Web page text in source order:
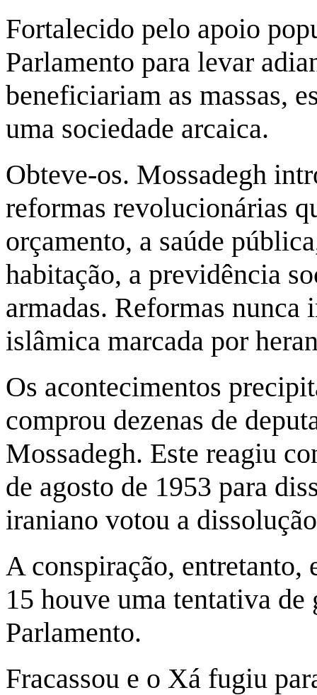
Fortalecido pelo apoio
Parlamento para levar
beneficiariam as massas,
uma sociedade arcaica.
Obteve-os. Mossadegh
reformas revolucionárias
orçamento, a saúde
habitação, a previdência
armadas. Reformas nunca
islâmica marcada por
Os acontecimentos
comprou dezenas de
Mossadegh. Este reagiu
de agosto de 1953 para
iraniano votou a
A conspiração, entretanto,
15 houve uma tentativa
Parlamento.
Fracassou e o Xá fugiu